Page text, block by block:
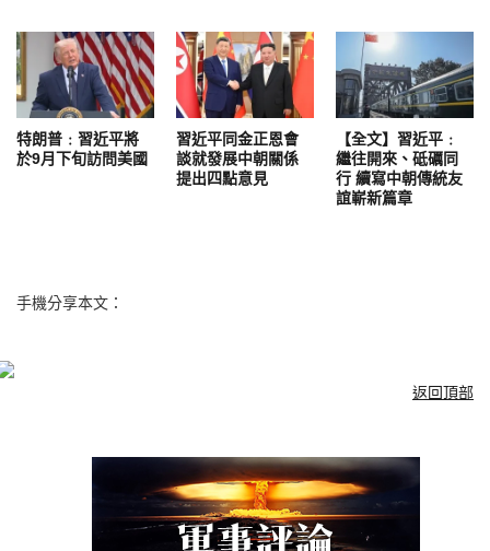
特朗普﹕習近平將
於9月下旬訪問美國
習近平同金正恩會
談就發展中朝關係
提出四點意見
【全文】習近平﹕
繼往開來、砥礪同
行 續寫中朝傳統友
誼嶄新篇章
手機分享本文：
返回頂部